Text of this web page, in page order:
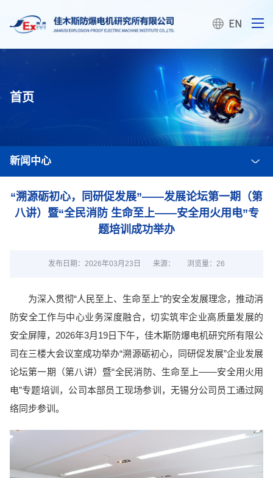
首页
新闻中心
“溯源砺初心，同研促发展”——发展论坛第一期（第
八讲）暨“全民消防 生命至上——安全用火用电”专
题培训成功举办
发布日期：2026年03月23日 来源： 浏览量： 26
为深入贯彻“人民至上、生命至上”的安全发展理念，推动消
防安全工作与中心业务深度融合，切实筑牢企业高质量发展的
安全屏障，2026年3月19日下午，佳木斯防爆电机研究所有限公
司在三楼大会议室成功举办“溯源砺初心，同研促发展”企业发展
论坛第一期（第八讲）暨“全民消防、生命至上——安全用火用
电”专题培训，公司本部员工现场参训，无锡分公司员工通过网
络同步参训。